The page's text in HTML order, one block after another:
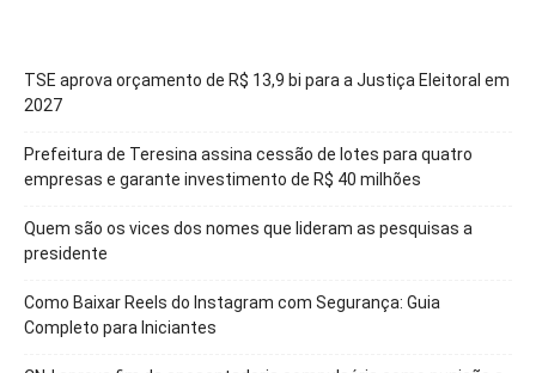
TSE aprova orçamento de R$ 13,9 bi para a Justiça Eleitoral em
2027
Prefeitura de Teresina assina cessão de lotes para quatro
empresas e garante investimento de R$ 40 milhões
Quem são os vices dos nomes que lideram as pesquisas a
presidente
Como Baixar Reels do Instagram com Segurança: Guia
Completo para Iniciantes